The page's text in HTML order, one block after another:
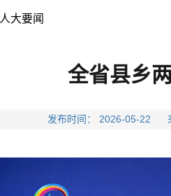
人大要闻
全省县乡
发布时间： 2026-05-22